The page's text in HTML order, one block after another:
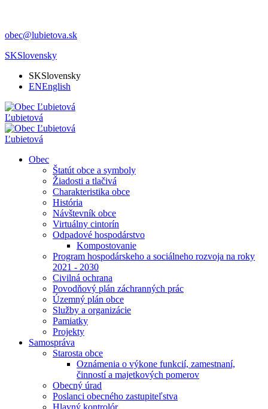
obec@lubietova.sk
SKSlovensky
SKSlovensky
ENEnglish
Ľubietová
Ľubietová
Obec
Štatút obce a symboly
Žiadosti a tlačivá
Charakteristika obce
História
Návštevník obce
Virtuálny cintorín
Odpadové hospodárstvo
Kompostovanie
Program hospodárskeho a sociálneho rozvoja na roky
2021 - 2030
Civilná ochrana
Povodňový plán záchranných prác
Územný plán obce
Služby a organizácie
Pamiatky
Projekty
Samospráva
Starosta obce
Oznámenia o výkone funkcií, zamestnaní,
činností a majetkových pomerov
Obecný úrad
Poslanci obecného zastupiteľstva
Hlavný kontrolór